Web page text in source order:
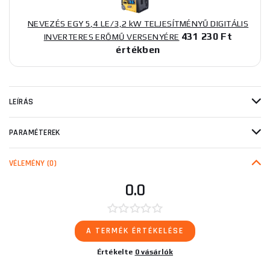
NEVEZÉS EGY 5,4 LE/3,2 kW TELJESÍTMÉNYŰ DIGITÁLIS
INVERTERES ERŐMŰ VERSENYÉRE 431 230 Ft
értékben
LEÍRÁS
PARAMÉTEREK
VÉLEMÉNY (0)
0.0
A TERMÉK ÉRTÉKELÉSE
Értékelte 0 vásárlók